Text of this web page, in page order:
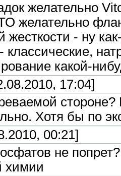
желательно
желательно
- ну
какой-
17:04]
Хотя бы по
00:21]
не попрет?
химии